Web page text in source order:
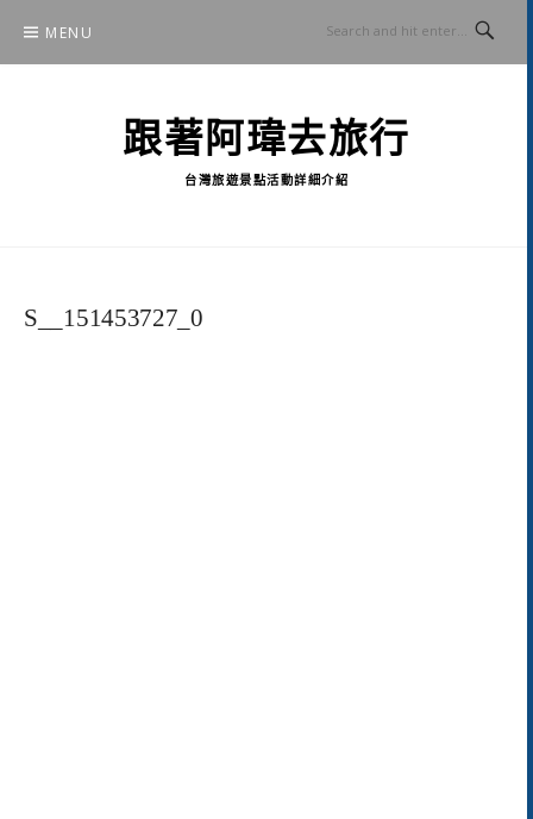
content
MENU
跟著阿瑋去旅行
台灣旅遊景點活動詳細介紹
S__151453727_0